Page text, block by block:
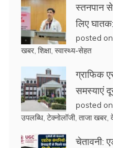
स्तनपान
लिए
posted
खबर शिक्षा स्वास्थ्य-सेहत
ग्राफिक
समस्याएं
posted
उपलब्धि टेक्नोलॉजी ताजा खबर
चेतावनी: